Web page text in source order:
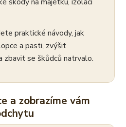
praktické návody, jak
a pasti, zvýšit
zbavit se škůdců natrvalo.
a zobrazíme vám